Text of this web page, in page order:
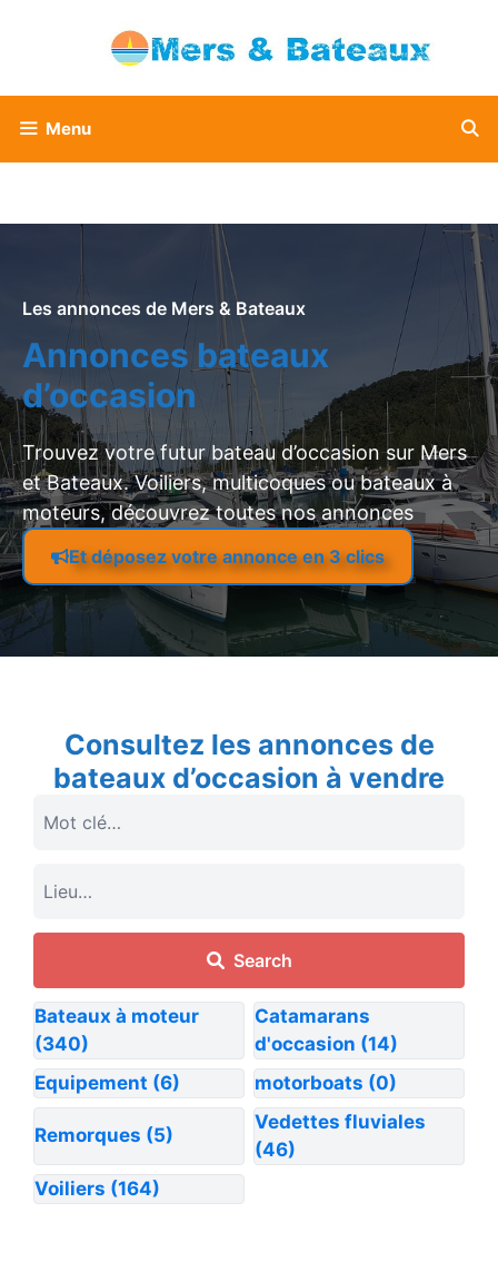
Menu
Les annonces de Mers & Bateaux
Annonces bateaux
d’occasion
Trouvez votre futur bateau d’occasion sur Mers
et Bateaux. Voiliers, multicoques ou bateaux à
moteurs, découvrez toutes nos annonces
Et déposez votre annonce en 3 clics
Consultez les annonces de
bateaux d’occasion à vendre
Search
Bateaux à moteur
(340)
Catamarans
d'occasion (14)
Equipement (6) motorboats (0)
Remorques (5)
Vedettes fluviales
(46)
Voiliers (164)